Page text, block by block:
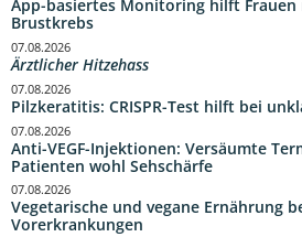
App-basiertes Monitoring hilft
Brustkrebs
Ärztlicher Hitzehass
07.08.2026
Pilzkeratitis: CRISPR-Test hilft bei
07.08.2026
Anti-VEGF-Injektionen: Versäumte
Patienten wohl Sehschärfe
07.08.2026
Vegetarische und vegane Ernährung
Vorerkrankungen
07.08.2026